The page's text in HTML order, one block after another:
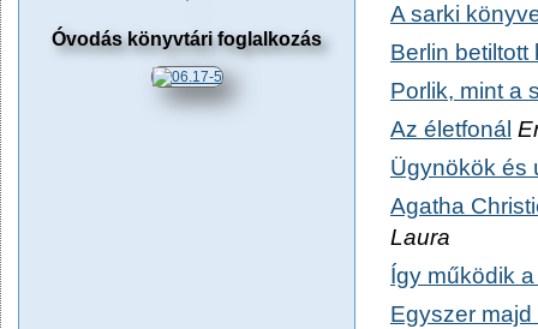
Óvodás könyvtári foglalkozás
A sarki
Berlin betiltott
Porlik, mint a
Az életfonál
Ügynökök és
Agatha
Laura
Így működik
Egyszer